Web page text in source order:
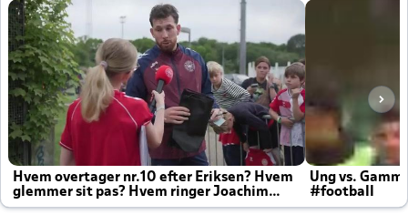
Hvem overtager nr.10 efter Eriksen? Hvem
glemmer sit pas? Hvem ringer Joachim
altid til efter kampe?
Ung vs.
#football